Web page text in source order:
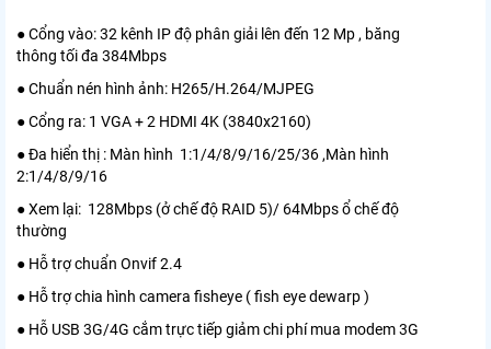
● Cổng vào: 32 kênh IP độ phân giải lên đến 12 Mp , băng
thông tối đa 384Mbps
● Chuẩn nén hình ảnh: H265/H.264/MJPEG
● Cổng ra: 1 VGA + 2 HDMI 4K (3840x2160)
● Đa hiển thị : Màn hình 1:1/4/8/9/16/25/36 ,Màn hình
2:1/4/8/9/16
● Xem lại: 128Mbps (ở chế độ RAID 5)/ 64Mbps ổ chế độ
thường
● Hỗ trợ chuẩn Onvif 2.4
● Hỗ trợ chia hình camera fisheye ( fish eye dewarp )
● Hỗ USB 3G/4G cắm trực tiếp giảm chi phí mua modem 3G